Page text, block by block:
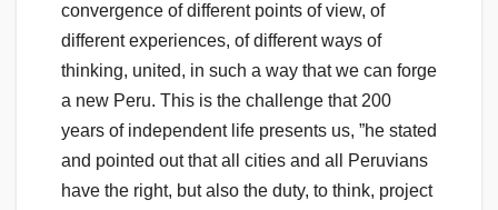
convergence of different points of view, of
different experiences, of different ways of
thinking, united, in such a way that we can forge
a new Peru. This is the challenge that 200
years of independent life presents us, ”he stated
and pointed out that all cities and all Peruvians
have the right, but also the duty, to think, project